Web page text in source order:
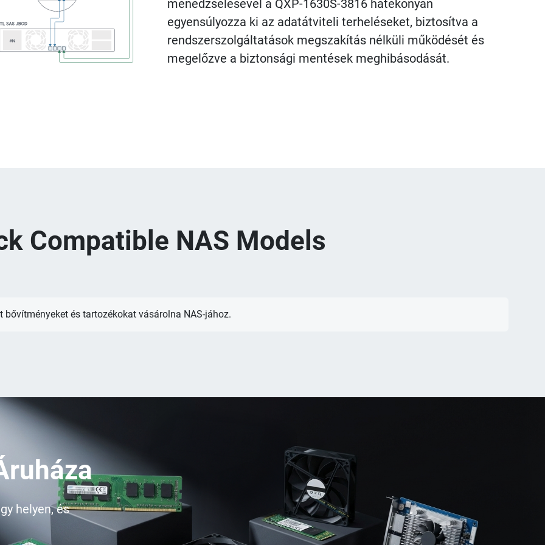
menedzselésével a QXP-1630S-3816 hatékonyan
egyensúlyozza ki az adatátviteli terheléseket, biztosítva a
rendszerszolgáltatások megszakítás nélküli működését és
megelőzve a biztonsági mentések meghibásodását.
Compatible NAS Models
és tartozékokat vásárolna NAS-jához.
helyen, és